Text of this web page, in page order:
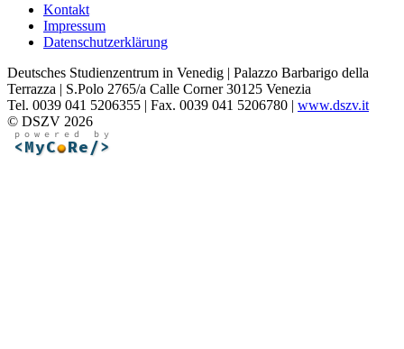
Kontakt
Impressum
Datenschutzerklärung
Deutsches Studienzentrum in Venedig | Palazzo Barbarigo della
Terrazza | S.Polo 2765/a Calle Corner 30125 Venezia
Tel. 0039 041 5206355 | Fax. 0039 041 5206780 | www.dszv.it
© DSZV 2026